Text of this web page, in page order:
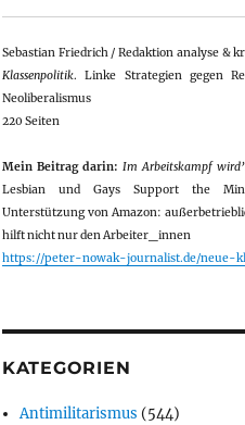
Sebastian Friedrich / Redaktion analyse &
Klassenpolitik. Linke Strategien gegen
Neoliberalismus
220 Seiten
Mein Beitrag darin: Im Arbeitskampf
Lesbian und Gays Support the
Unterstützung von Amazon:
hilft nicht nur den Arbeiter_innen
https://peter-nowak-journalist.de/neue-
KATEGORIEN
Antimilitarismus (544)